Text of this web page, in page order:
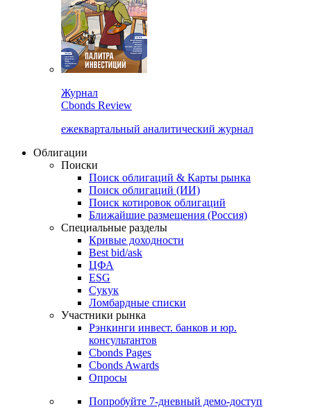
Cbonds Review
ежеквартальный аналитический журнал
Облигации
Поиски
Поиск облигаций & Карты рынка
Поиск облигаций (ИИ)
Поиск котировок облигаций
Ближайшие размещения (Россия)
Специальные разделы
Кривые доходности
Best bid/ask
ЦФА
ESG
Сукук
Ломбардные списки
Участники рынка
Рэнкинги инвест. банков и юр.
Cbonds Pages